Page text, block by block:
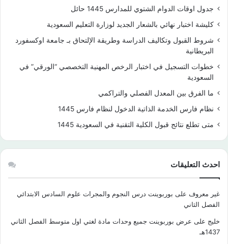
جدول اوقات الدوام الشتوي للمدارس 1445 حائل
كليشة اختبار نهائي بالشعار الجديد لوزارة التعليم السعودية
شروط القبول وتكاليف الدراسة وطريقة الإلتحاق بـ جامعة اوكسفورد
البريطانية
خطوات التسجيل في اختبار الرخص المهنية التخصصي “الورقي” في
السعودية
ما الفرق بين المعدل الفصلي والتراكمي
نظام فارس الخدمة الذاتية الدخول لنظام فارس 1445
متى تطلع نتائج قبول الكلية التقنية في السعودية 1445
احدث التعليقات
غير معروف على بوربوينت درس النجوم والمجرات علوم السادس الابتدائي
الفصل الثاني
خليج على عرض بوربوينت جميع وحدات مادة لغتي اول متوسط الفصل الثاني
1437هـ